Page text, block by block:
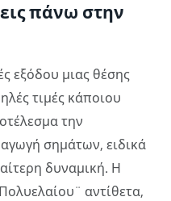
πάνω στην
εξόδου μιας θέσης
τιμές κάποιου
την
σημάτων, ειδικά
δυναμική. Η
αντίθετα,